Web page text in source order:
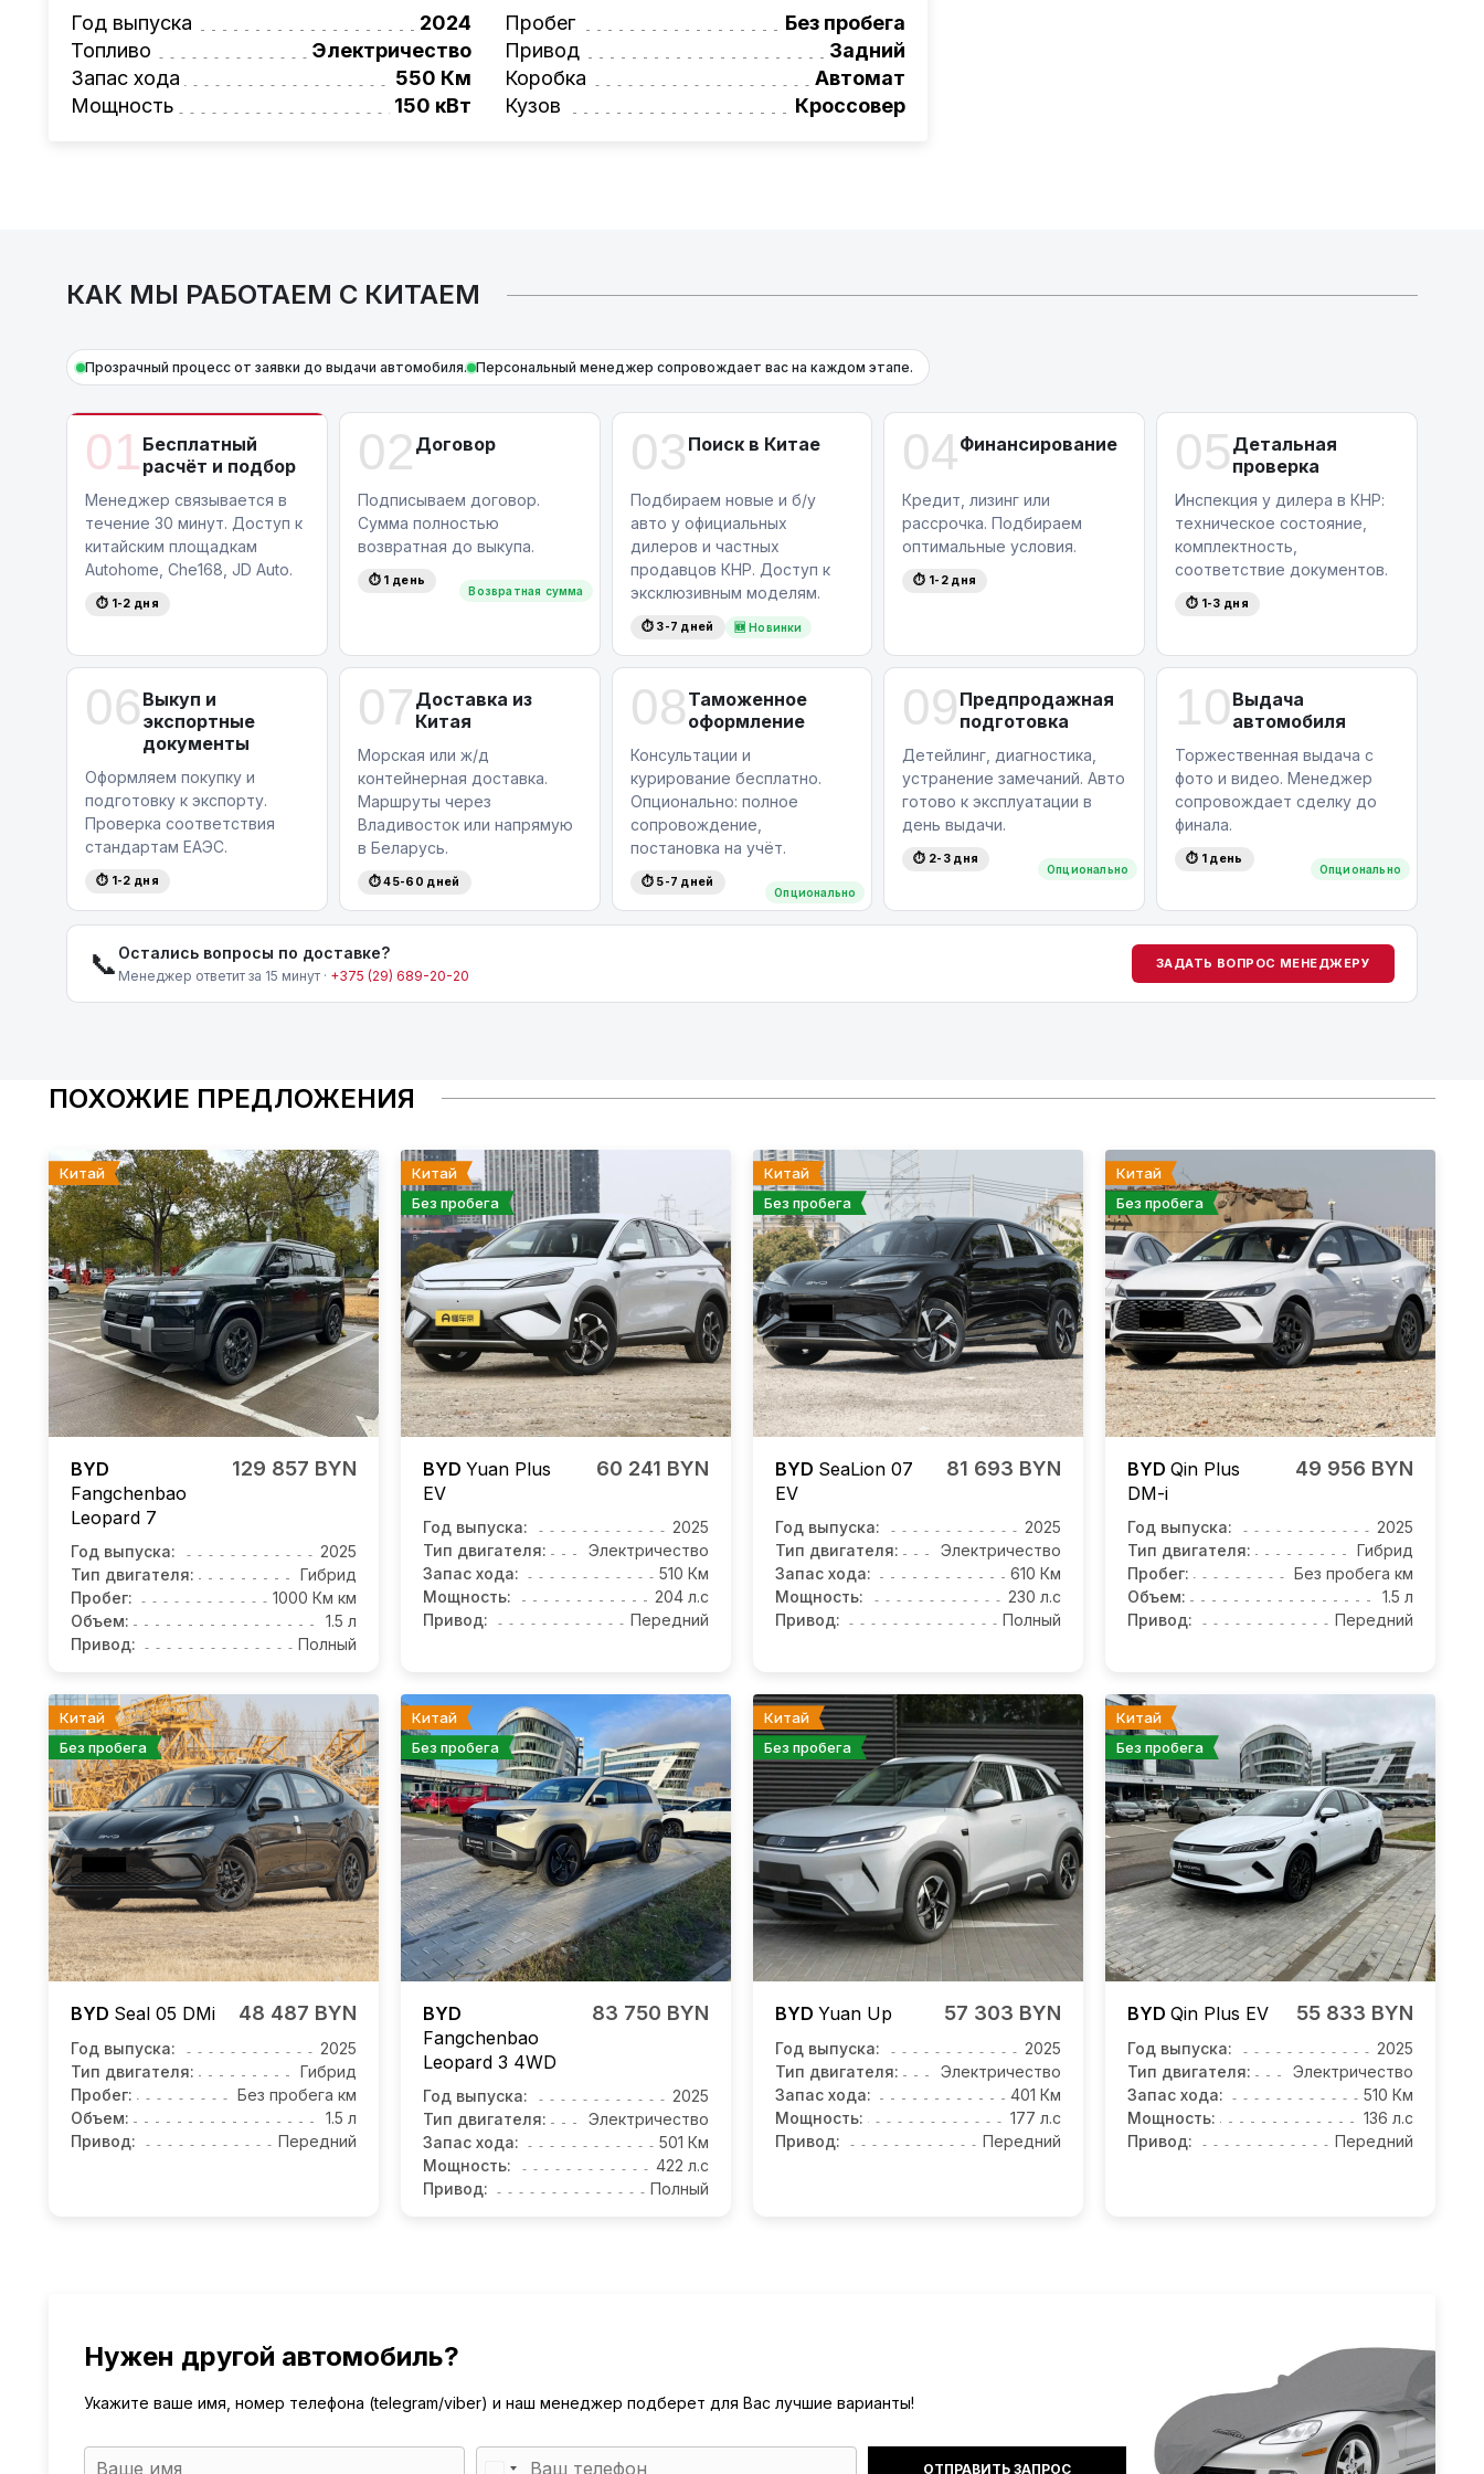
Также, для граждан РБ действует
лизинговая программа на НОВЫЕ автомобили.
Условия и подробности можно узнать по номеру:+375 (29) 689-20-20
AutoCapital
– просто доверьте работу профессионалам!
Год выпуска
2024
Топливо
Электричество
Запас хода
550 Км
Мощность
150 кВт
Пробег
Без пробега
Привод
Задний
Коробка
Автомат
Кузов
Кроссовер
КАК МЫ РАБОТАЕМ С КИТАЕМ
Прозрачный процесс от заявки до выдачи автомобиля. Персональный менеджер сопровождает вас на каждом этапе.
01 Бесплатный
расчёт и подбор
Менеджер связывается в
течение 30 минут. Доступ к
китайским площадкам
Autohome, Che168, JD Auto.
⏱ 1-2 дня
02 Договор
Возвратная сумма
Подписываем договор.
Сумма полностью
возвратная до выкупа.
⏱ 1 день
03 Поиск в Китае
Подбираем новые и б/у
авто у официальных
дилеров и частных
продавцов КНР. Доступ к
эксклюзивным моделям.
⏱ 3-7 дней 🆕 Новинки
04Финансирование
Кредит, лизинг или
рассрочка. Подбираем
оптимальные условия.
⏱ 1-2 дня
05 Детальная
проверка
Инспекция у дилера в КНР:
техническое состояние,
комплектность,
соответствие документов.
⏱ 1-3 дня
06 Выкуп и
экспортные
документы
Оформляем покупку и
подготовку к экспорту.
Проверка соответствия
стандартам ЕАЭС.
⏱ 1-2 дня
07 Доставка из
Китая
Морская или ж/д
контейнерная доставка.
Маршруты через
Владивосток или напрямую
в Беларусь.
⏱ 45-60 дней
08 Таможенное
оформление
Опционально
Консультации и
курирование бесплатно.
Опционально: полное
сопровождение,
постановка на учёт.
⏱ 5-7 дней
09 Предпродажная
подготовка
Опционально
Детейлинг, диагностика,
устранение замечаний. Авто
готово к эксплуатации в
день выдачи.
⏱ 2-3 дня
10 Выдача
автомобиля
Опционально
Торжественная выдача с
фото и видео. Менеджер
сопровождает сделку до
финала.
⏱ 1 день
📞 Остались вопросы по доставке?
Менеджер ответит за 15 минут · +375 (29) 689-20-20
ЗАДАТЬ ВОПРОС МЕНЕДЖЕРУ
ПОХОЖИЕ ПРЕДЛОЖЕНИЯ
Китай
BYD
Fangchenbao
Leopard 7
129 857 BYN
Год выпуска:
2025
Тип двигателя:
Гибрид
Пробег:
1000 Км км
Объем:
1.5 л
Привод:
Полный
Китай
Без пробега
BYD Yuan Plus
EV
60 241 BYN
Год выпуска:
2025
Тип двигателя:
Электричество
Запас хода:
510 Км
Мощность:
204 л.с
Привод:
Передний
Китай
Без пробега
BYD SeaLion 07
EV
81 693 BYN
Год выпуска:
2025
Тип двигателя:
Электричество
Запас хода:
610 Км
Мощность:
230 л.с
Привод:
Полный
Китай
Без пробега
BYD Qin Plus
DM-i
49 956 BYN
Год выпуска:
2025
Тип двигателя:
Гибрид
Пробег:
Без пробега км
Объем:
1.5 л
Привод:
Передний
Китай
Без пробега
BYD Seal 05 DMi 48 487 BYN
Год выпуска:
2025
Тип двигателя:
Гибрид
Пробег:
Без пробега км
Объем:
1.5 л
Привод:
Передний
Китай
Без пробега
BYD
Fangchenbao
Leopard 3 4WD
83 750 BYN
Год выпуска:
2025
Тип двигателя:
Электричество
Запас хода:
501 Км
Мощность:
422 л.с
Привод:
Полный
Китай
Без пробега
BYD Yuan Up 57 303 BYN
Год выпуска:
2025
Тип двигателя:
Электричество
Запас хода:
401 Км
Мощность:
177 л.с
Привод:
Передний
Китай
Без пробега
BYD Qin Plus EV 55 833 BYN
Год выпуска:
2025
Тип двигателя:
Электричество
Запас хода:
510 Км
Мощность:
136 л.с
Привод:
Передний
Нужен другой автомобиль?
Укажите ваше имя, номер телефона (telegram/viber) и наш менеджер подберет для Вас лучшие варианты!